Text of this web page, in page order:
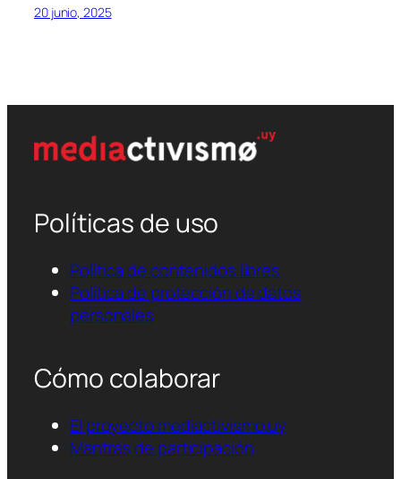
20 junio, 2025
Políticas de uso
Política de contenidos libres
Política de protección de datos
personales
Cómo colaborar
El proyecto mediactivismo.uy
Mantras de participación